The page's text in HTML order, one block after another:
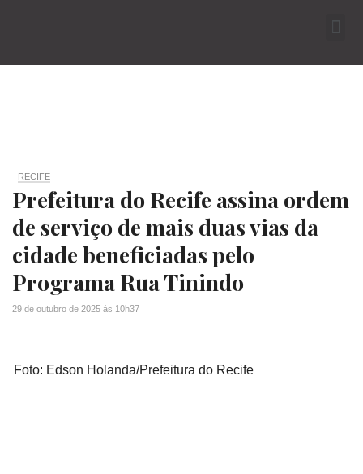
RECIFE
Prefeitura do Recife assina ordem
de serviço de mais duas vias da
cidade beneficiadas pelo
Programa Rua Tinindo
29 de outubro de 2025 às 10h37
Foto: Edson Holanda/Prefeitura do Recife